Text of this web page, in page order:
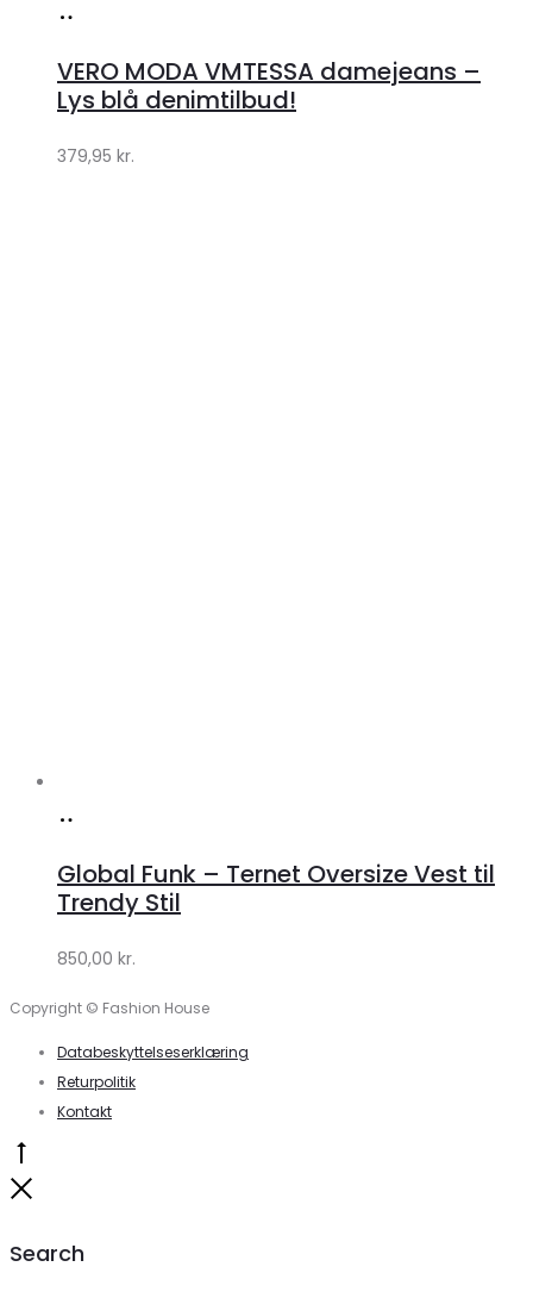
Klædeskabet.dk
VERO MODA VMTESSA damejeans –
Lys blå denimtilbud!
379,95 kr.
Lykke
Lykke
Global Funk – Ternet Oversize Vest til
Trendy Stil
850,00 kr.
Copyright © Fashion House
Databeskyttelseserklæring
Returpolitik
Kontakt
Search